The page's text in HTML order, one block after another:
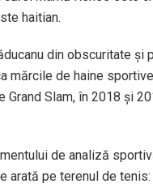
haitian.
din obscuritate şi
mărcile de haine
Slam, în 2018 şi
de analiză
arată pe terenul de